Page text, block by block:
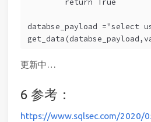
        return True
databse_payload ="select
更新中…
参考：
https://www.sqlsec.com/2020/